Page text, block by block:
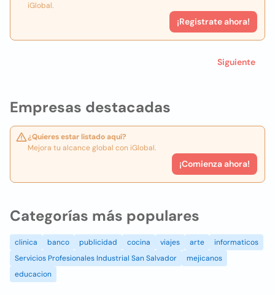
Empresas destacadas
¿Quieres estar listado aquí?
Mejora tu alcance global con iGlobal.
¡Comienza ahora!
iGlobal.
¡Registrate ahora!
Siguiente
Categorías más populares
clinica banco publicidad cocina viajes arte
informaticos
Servicios Profesionales Industrial San Salvador
mejicanos
educacion